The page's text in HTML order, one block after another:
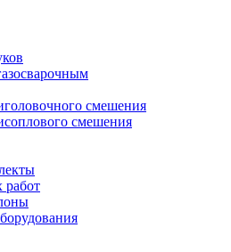
смешения
смешения
работ